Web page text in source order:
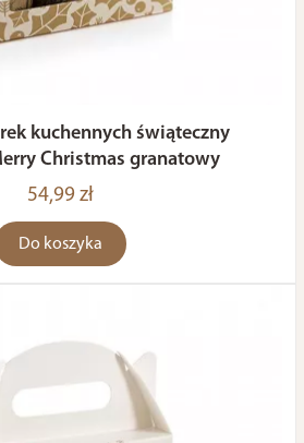
kuchennych świąteczny
Christmas granatowy
54,99 zł
Do koszyka